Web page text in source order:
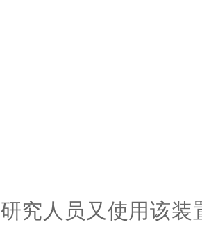
究人员又使用该装